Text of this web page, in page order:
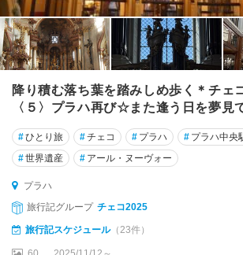
降り積む落ち葉を踏みしめ歩く＊チェ
〈５〉プラハ再び☆また逢う日を夢見
#ひとり旅 #チェコ # プラハ # プラハ中央
#世界遺産 # アール・ヌーヴォー
プラハ
旅行記グループ チェコ2025
旅行記スケジュール（23件）